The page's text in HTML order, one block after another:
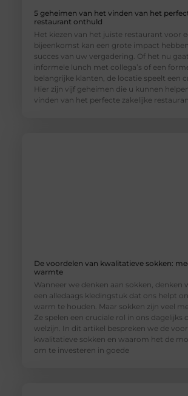
5 geheimen van het vinden van het
restaurant onthuld
Het kiezen van het juiste restaurant voor
bijeenkomst kan een grote impact
succes van uw vergadering. Of het nu
informele lunch met collega’s of een
belangrijke klanten, de locatie speelt een
Hier zijn vijf geheimen die u kunnen
vinden van het perfecte zakelijke
De voordelen van kwalitatieve sokken:
warmte
Wanneer we denken aan sokken, denken
een alledaags kledingstuk dat ons helpt
warm te houden. Maar sokken zijn veel
Ze spelen een cruciale rol in ons dagelijks
welzijn. In dit artikel bespreken we de
kwalitatieve sokken en waarom het de
om te investeren in goede